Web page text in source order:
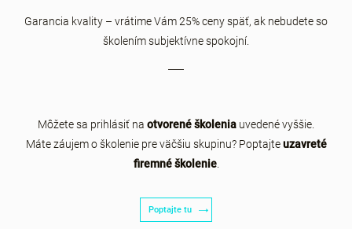
Garancia kvality – vrátime Vám 25% ceny späť, ak nebudete so
školením subjektívne spokojní.
Môžete sa prihlásiť na otvorené školenia uvedené vyššie.
Máte záujem o školenie pre väčšiu skupinu? Poptajteuzavreté
firemné školenie.
Poptajte tu